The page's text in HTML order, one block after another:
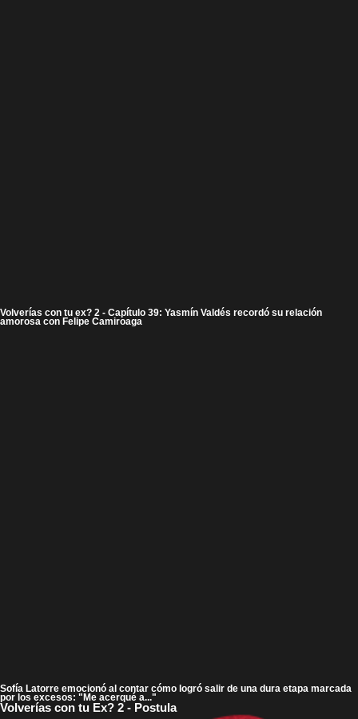
Volverías con tu ex? 2 - Capítulo 39: Yasmín Valdés recordó su relación
amorosa con Felipe Camiroaga
Sofía Latorre emocionó al contar cómo logró salir de una dura etapa marcada
por los excesos: "Me acerqué a..."
Volverías con tu Ex? 2 - Postula